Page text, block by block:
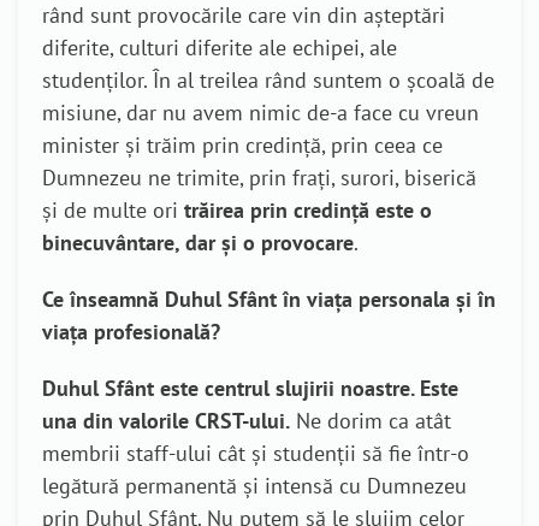
rând sunt provocările care vin din așteptări
diferite, culturi diferite ale echipei, ale
studenților. În al treilea rând suntem o școală de
misiune, dar nu avem nimic de-a face cu vreun
minister și trăim prin credință, prin ceea ce
Dumnezeu ne trimite, prin frați, surori, biserică
și de multe ori trăirea prin credință este o
binecuvântare, dar și o provocare.
Ce înseamnă Duhul Sfânt în viața personala și în
viața profesională?
Duhul Sfânt este centrul slujirii noastre. Este
una din valorile CRST-ului. Ne dorim ca atât
membrii staff-ului cât și studenții să fie într-o
legătură permanentă și intensă cu Dumnezeu
prin Duhul Sfânt. Nu putem să le slujim celor